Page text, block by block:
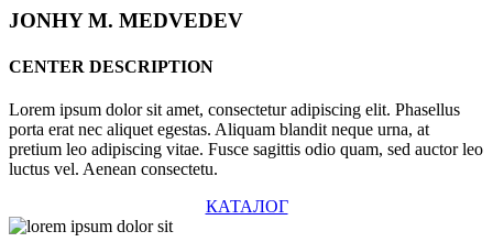
JONHYM. MEDVEDEV
CENTER DESCRIPTION
Lorem ipsum dolor sit amet, consectetur adipiscing elit. Phasellus
porta erat nec aliquet egestas. Aliquam blandit neque urna, at
pretium leo adipiscing vitae. Fusce sagittis odio quam, sed auctor leo
luctus vel. Aenean consectetu.
КАТАЛОГ